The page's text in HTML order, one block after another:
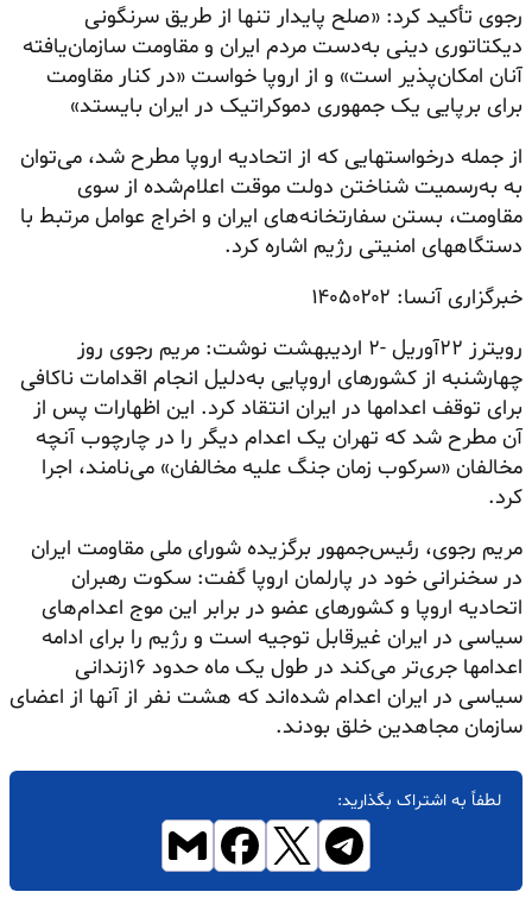
رجوی تأکید کرد: «صلح پایدار تنها از طریق سرنگونی
دیکتاتوری دینی به‌دست مردم ایران و مقاومت سازمان‌یافته
آنان امکان‌پذیر است» و از اروپا خواست «در کنار مقاومت
برای برپایی یک جمهوری دموکراتیک در ایران بایستد»
از جمله درخواستهایی که از اتحادیه اروپا مطرح شد، می‌توان
به به‌رسمیت شناختن دولت موقت اعلام‌شده از سوی
مقاومت، بستن سفارتخانه‌های ایران و اخراج عوامل مرتبط با
دستگاههای امنیتی رژیم اشاره کرد.
خبرگزاری آنسا: ۱۴۰۵۰۲۰۲
رویترز ۲۲آوریل -۲ اردیبهشت نوشت: مریم رجوی روز
چهارشنبه از کشورهای اروپایی به‌دلیل انجام اقدامات ناکافی
برای توقف اعدامها در ایران انتقاد کرد. این اظهارات پس از
آن مطرح شد که تهران یک اعدام دیگر را در چارچوب آنچه
مخالفان «سرکوب زمان جنگ علیه مخالفان» می‌نامند، اجرا
کرد.
مریم رجوی، رئیس‌جمهور برگزیده شورای ملی مقاومت ایران
در سخنرانی خود در پارلمان اروپا گفت: سکوت رهبران
اتحادیه اروپا و کشورهای عضو در برابر این موج اعدام‌های
سیاسی در ایران غیرقابل توجیه است و رژیم را برای ادامه
اعدامها جری‌تر می‌کند در طول یک ماه حدود ۱۶زندانی
سیاسی در ایران اعدام شده‌اند که هشت نفر از آنها از اعضای
سازمان مجاهدین خلق بودند.
لطفاً به اشتراک بگذارید: